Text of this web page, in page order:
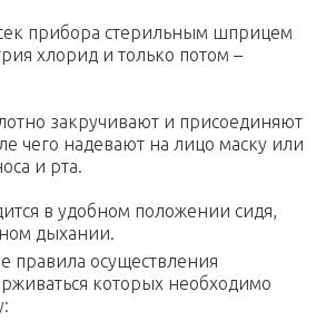
прибора стерильным шприцем
хлорид и только потом –
закручивают и присоединяют
чего надевают на лицо маску или
и рта.
в удобном положении сидя,
дыхании.
правила осуществления
которых необходимо